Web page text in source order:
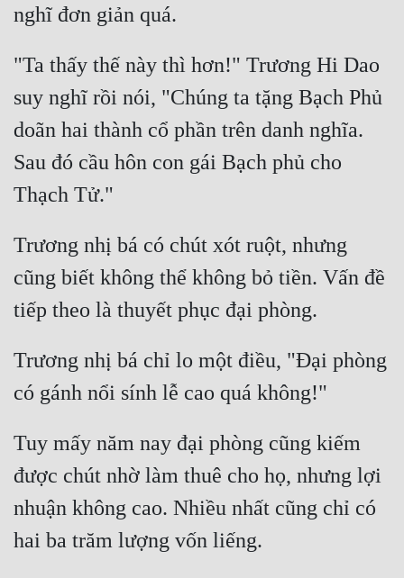
"Ta thấy thế này thì hơn!" Trương Hi Dao
suy nghĩ rồi nói, "Chúng ta tặng Bạch Phủ
doãn hai thành cổ phần trên danh nghĩa.
Sau đó cầu hôn con gái Bạch phủ cho
Trương nhị bá có chút xót ruột, nhưng
cũng biết không thể không bỏ tiền. Vấn đề
Trương nhị bá chỉ lo một điều, "Đại phòng
Tuy mấy năm nay đại phòng cũng kiếm
được chút nhờ làm thuê cho họ, nhưng lợi
nhuận không cao. Nhiều nhất cũng chỉ có